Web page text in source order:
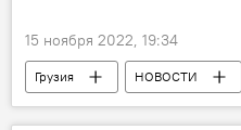
Колумнисты
15 ноября 2022, 19:34
Грузия НОВОСТИ
Давид Мирцхулава